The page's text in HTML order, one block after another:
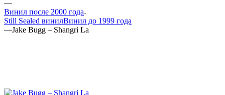
—
Винил после 2000 года
Still Sealed винилВинил до 1999 года
—Jake Bugg – Shangri La